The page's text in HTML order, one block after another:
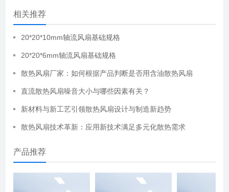
相关推荐
20*20*10mm轴流风扇基础规格
20*20*6mm轴流风扇基础规格
散热风扇厂家：如何根据产品判断是否用含油散热风扇
直流散热风扇噪音大小与哪些因素有关？
新材料与新工艺引领散热风扇设计与制造新趋势
散热风扇技术革新：应用新技术满足多元化散热需求
产品推荐